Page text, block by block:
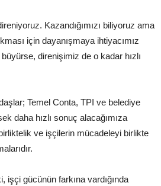
Kazandığımızı biliyoruz ama
için dayanışmaya ihtiyacımız
direnişimiz de o kadar hızlı
Temel Conta, TPI ve belediye
daha hızlı sonuç alacağımıza
ve işçilerin mücadeleyi birlikte
işçi gücünün farkına vardığında